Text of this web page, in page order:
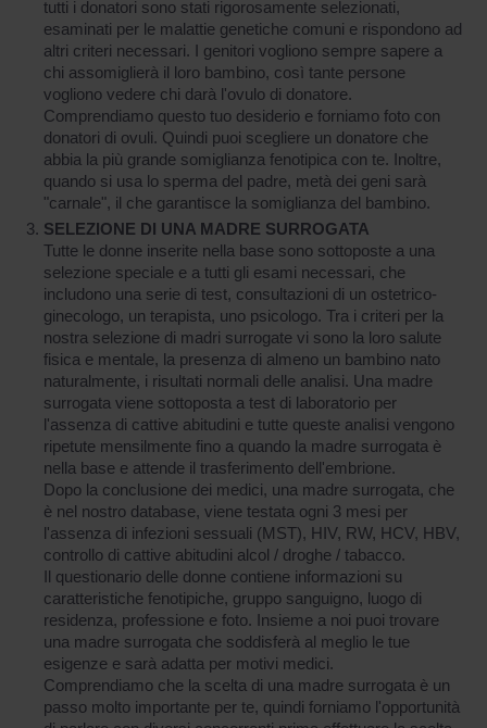
tutti i donatori sono stati rigorosamente selezionati,
esaminati per le malattie genetiche comuni e rispondono ad
altri criteri necessari. I genitori vogliono sempre sapere a
chi assomiglierà il loro bambino, così tante persone
vogliono vedere chi darà l'ovulo di donatore.
Comprendiamo questo tuo desiderio e forniamo foto con
donatori di ovuli. Quindi puoi scegliere un donatore che
abbia la più grande somiglianza fenotipica con te. Inoltre,
quando si usa lo sperma del padre, metà dei geni sarà
"carnale", il che garantisce la somiglianza del bambino.
SELEZIONE DI UNA MADRE SURROGATA
Tutte le donne inserite nella base sono sottoposte a una
selezione speciale e a tutti gli esami necessari, che
includono una serie di test, consultazioni di un ostetrico-
ginecologo, un terapista, uno psicologo. Tra i criteri per la
nostra selezione di madri surrogate vi sono la loro salute
fisica e mentale, la presenza di almeno un bambino nato
naturalmente, i risultati normali delle analisi. Una madre
surrogata viene sottoposta a test di laboratorio per
l'assenza di cattive abitudini e tutte queste analisi vengono
ripetute mensilmente fino a quando la madre surrogata è
nella base e attende il trasferimento dell'embrione.
Dopo la conclusione dei medici, una madre surrogata, che
è nel nostro database, viene testata ogni 3 mesi per
l'assenza di infezioni sessuali (MST), HIV, RW, HCV, HBV,
controllo di cattive abitudini alcol / droghe / tabacco.
Il questionario delle donne contiene informazioni su
caratteristiche fenotipiche, gruppo sanguigno, luogo di
residenza, professione e foto. Insieme a noi puoi trovare
una madre surrogata che soddisferà al meglio le tue
esigenze e sarà adatta per motivi medici.
Comprendiamo che la scelta di una madre surrogata è un
passo molto importante per te, quindi forniamo l'opportunità